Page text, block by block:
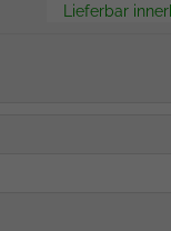
Lieferbar